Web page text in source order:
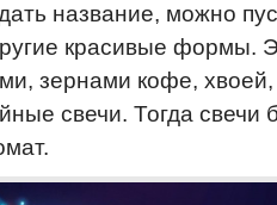
название, можно
красивые
зернами кофе,
свечи. Тогда свечи